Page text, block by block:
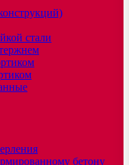
стали
бетону